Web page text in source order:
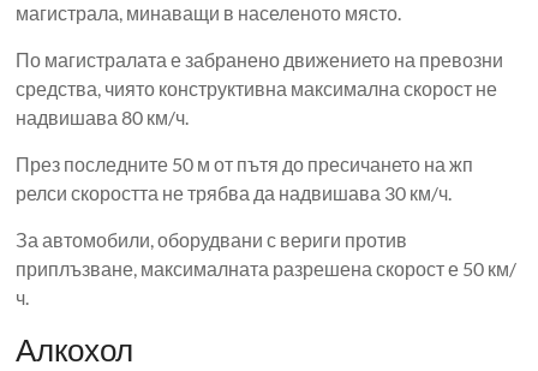
магистрала, минаващи в населеното място.
По магистралата е забранено движението на превозни
средства, чиято конструктивна максимална скорост не
надвишава 80 км/ч.
През последните 50 м от пътя до пресичането на жп
релси скоростта не трябва да надвишава 30 км/ч.
За автомобили, оборудвани с вериги против
приплъзване, максималната разрешена скорост е 50 км/
ч.
Алкохол